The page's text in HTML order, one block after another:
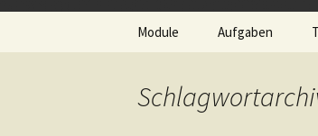
Module
B Erfolgreich studieren
Aufgaben
erstellen – so